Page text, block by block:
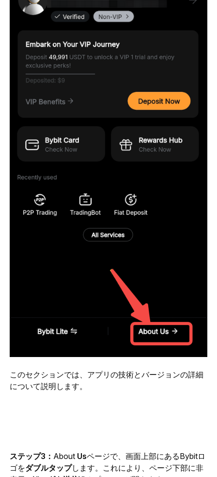
このセクションでは、アプリの技術とバージョンの詳細
について説明します。
ステップ3： About Usページで、画面上部にあるBybitロ
ゴをダブルタップします。これにより、ページ下部に非